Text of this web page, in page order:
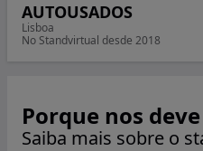
AUTOUSADOS
Lisboa
No Standvirtual desde 2018
Porque nos
Saiba mais sobre o